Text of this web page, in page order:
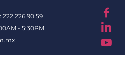
226 90 59
- 5:30PM